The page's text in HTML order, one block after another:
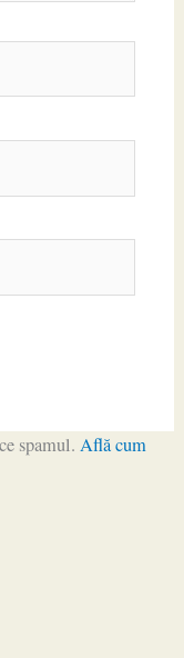
spamul. Află cum